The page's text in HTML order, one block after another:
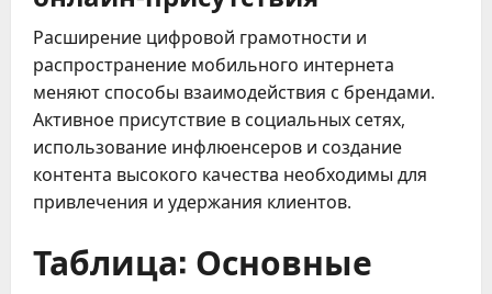
Расширение цифровой грамотности и
распространение мобильного интернета
меняют способы взаимодействия с брендами.
Активное присутствие в социальных сетях,
использование инфлюенсеров и создание
контента высокого качества необходимы для
привлечения и удержания клиентов.
Таблица: Основные